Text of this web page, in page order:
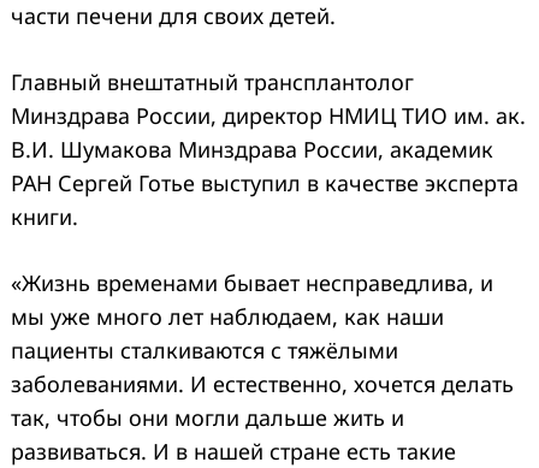
части печени для своих детей.
Главный внештатный трансплантолог
Минздрава России, директор НМИЦ ТИО им. ак.
В.И. Шумакова Минздрава России, академик
РАН Сергей Готье выступил в качестве эксперта
книги.
«Жизнь временами бывает несправедлива, и
мы уже много лет наблюдаем, как наши
пациенты сталкиваются с тяжёлыми
заболеваниями. И естественно, хочется делать
так, чтобы они могли дальше жить и
развиваться. И в нашей стране есть такие